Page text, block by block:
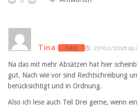
Tina Gast 27/02/2016
Na das mit mehr Absätzen hat hier
gut. Nach wie vor sind Rechtschreibung
berücksichtigt und in Ordnung.
Also ich lese auch Teil Drei gerne, wenn